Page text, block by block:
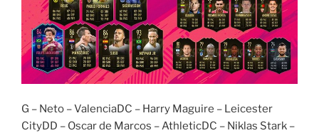
G – Neto – ValenciaDC – Harry Maguire – Leicester
CityDD – Oscar de Marcos – AthleticDC – Niklas Stark –